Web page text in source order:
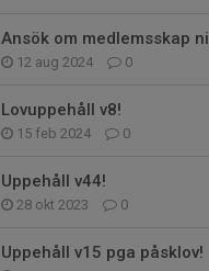
Ansök om medlemsskap
12 aug 2024 0
Lovuppehåll v8!
15 feb 2024 0
Uppehåll v44!
28 okt 2023 0
Uppehåll v15 pga påsklov!